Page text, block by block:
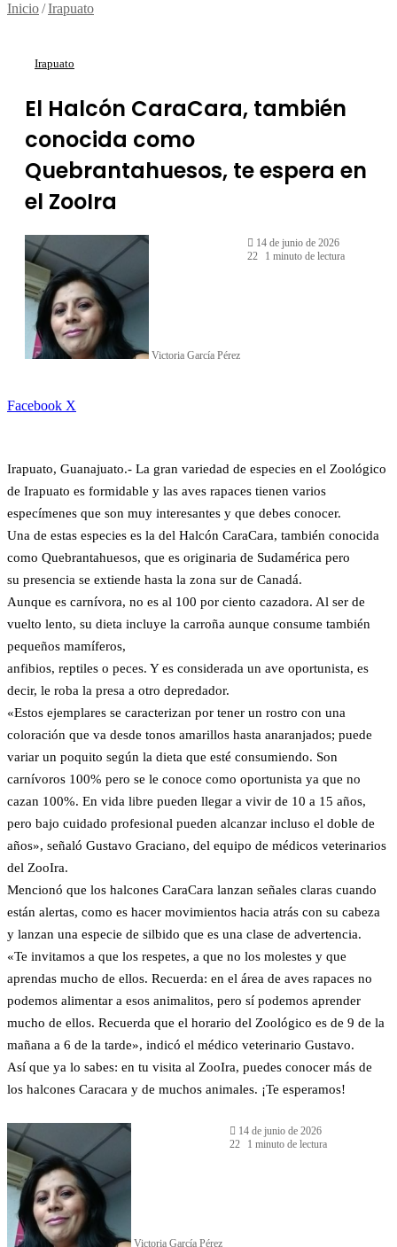
Inicio/Irapuato
Irapuato
El Halcón CaraCara, también
conocida como
Quebrantahuesos, te espera en
el ZooIra
Victoria García Pérez
14 de junio de 2026
22
1 minuto de lectura
Facebook X
Irapuato, Guanajuato.- La gran variedad de especies en el Zoológico
de Irapuato es formidable y las aves rapaces tienen varios
especímenes que son muy interesantes y que debes conocer.
Una de estas especies es la del Halcón CaraCara, también conocida
como Quebrantahuesos, que es originaria de Sudamérica pero
su presencia se extiende hasta la zona sur de Canadá.
Aunque es carnívora, no es al 100 por ciento cazadora. Al ser de
vuelto lento, su dieta incluye la carroña aunque consume también
pequeños mamíferos,
anfibios, reptiles o peces. Y es considerada un ave oportunista, es
decir, le roba la presa a otro depredador.
«Estos ejemplares se caracterizan por tener un rostro con una
coloración que va desde tonos amarillos hasta anaranjados; puede
variar un poquito según la dieta que esté consumiendo. Son
carnívoros 100% pero se le conoce como oportunista ya que no
cazan 100%. En vida libre pueden llegar a vivir de 10 a 15 años,
pero bajo cuidado profesional pueden alcanzar incluso el doble de
años», señaló Gustavo Graciano, del equipo de médicos veterinarios
del ZooIra.
Mencionó que los halcones CaraCara lanzan señales claras cuando
están alertas, como es hacer movimientos hacia atrás con su cabeza
y lanzan una especie de silbido que es una clase de advertencia.
«Te invitamos a que los respetes, a que no los molestes y que
aprendas mucho de ellos. Recuerda: en el área de aves rapaces no
podemos alimentar a esos animalitos, pero sí podemos aprender
mucho de ellos. Recuerda que el horario del Zoológico es de 9 de la
mañana a 6 de la tarde», indicó el médico veterinario Gustavo.
Así que ya lo sabes: en tu visita al ZooIra, puedes conocer más de
los halcones Caracara y de muchos animales. ¡Te esperamos!
Victoria García Pérez
14 de junio de 2026
22
1 minuto de lectura